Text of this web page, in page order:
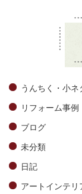
うんちく・小ネ
リフォーム事例
ブログ
未分類
日記
アートインテリ